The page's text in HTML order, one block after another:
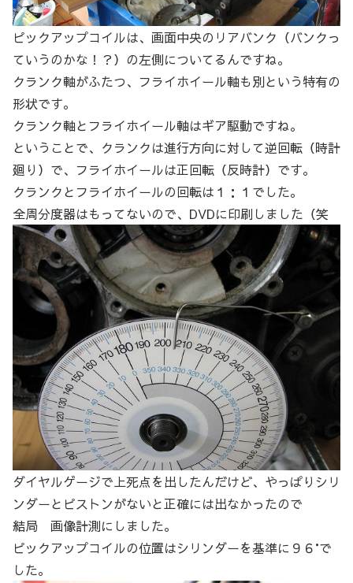
ピックアップコイルは、画面中央のリアバンク（バンクっ
ていうのかな！？）の左側についてるんですね。
クランク軸がふたつ、フライホイール軸も別という特有の
形状です。
クランク軸とフライホイール軸はギア駆動ですね。
ということで、クランクは進行方向に対して逆回転（時計
廻り）で、フライホイールは正回転（反時計）です。
クランクとフライホイールの回転は１：１でした。
全周分度器はもってないので、DVDに印刷しました（笑
ダイヤルゲージで上死点を出したんだけど、やっぱりシリ
ンダーとピストンがないと正確には出なかったので
結局 画像計測にしました。
ピックアップコイルの位置はシリンダーを基準に９６°で
した。